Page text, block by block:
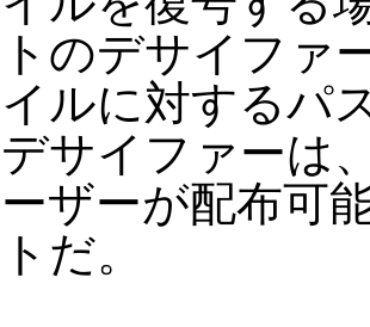
トのデサイファ
イルに対するパ
デサイファーは
ーザーが配布可
トだ。